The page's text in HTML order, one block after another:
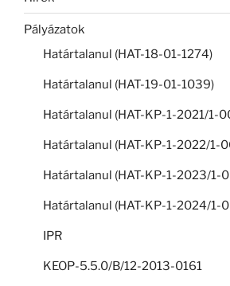
Pályázatok
Határtalanul (HAT-18-01-1274)
Határtalanul (HAT-19-01-1039)
Határtalanul (HAT-KP-1-2021/1-
Határtalanul (HAT-KP-1-2022/1-
Határtalanul (HAT-KP-1-2023/1-
Határtalanul (HAT-KP-1-2024/1-
IPR
KEOP-5.5.0/B/12-2013-0161